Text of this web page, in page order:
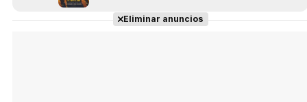
Eliminar anuncios